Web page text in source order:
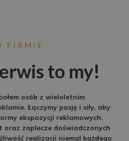
FIRMIE
to my!
osób z wieloletnim
Łączymy pasję i siły, aby
ekspozycji reklamowych.
oraz zaplecze doświadczonych
realizacji niemal każdego